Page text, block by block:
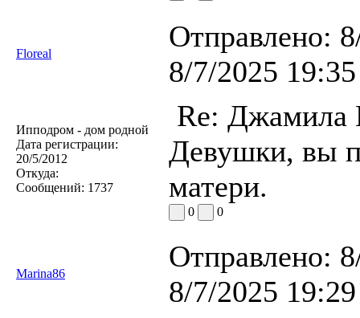
Floreal
Отправлено:
8/7/2025 19:35
Ипподром - дом родной
Дата регистрации:
20/5/2012
Откуда:
Сообщений: 1737
Re:
Девушки, вы
матери.
0 0
Marina86
Отправлено:
8/7/2025 19:29